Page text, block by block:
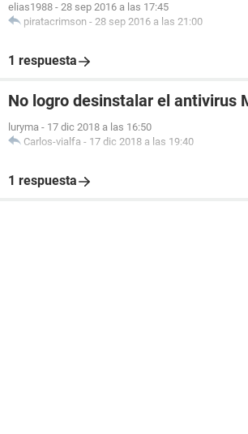
elias1988 - 28 sep 2016 a las 17:45
piratacrimson - 28 sep 2016 a las 21:00
1 respuesta
No logro desinstalar el antivirus
luryma - 17 dic 2018 a las 16:50
Carlos-vialfa - 17 dic 2018 a las 19:40
1 respuesta